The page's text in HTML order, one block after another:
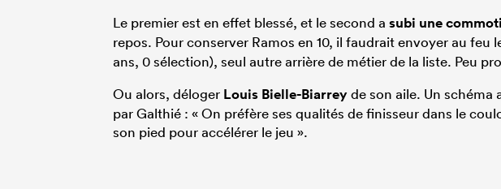
Le premier est en effet blessé, et le second a subi une
repos. Pour conserver Ramos en 10, il faudrait envoyer au feu
ans, 0 sélection), seul autre arrière de métier de la liste. Peu
Ou alors, déloger Louis Bielle-Biarreyde son aile. Un schéma
par Galthié : « On préfère ses qualités de finisseur dans le
son pied pour accélérer le jeu ».